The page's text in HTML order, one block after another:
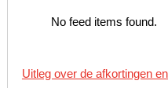
No feed items found.
Uitleg over de afkortingen